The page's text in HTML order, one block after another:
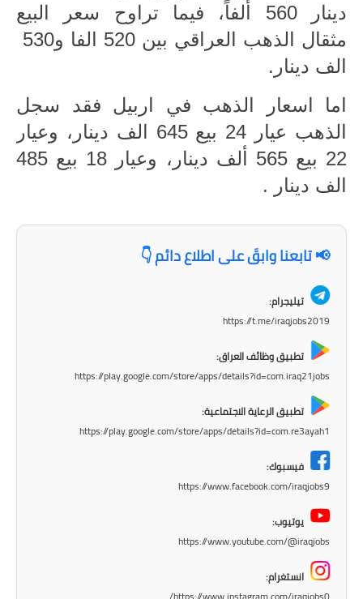
المرحلة الابتدائية
المرحلة الاعدادية
كتب مدرسية
المرحلة الابتدائية
المرحلة الاعدادية
دروس
دينار 560 ألفاً، فيما تراوح سعر البيع
الف دينار.
اما اسعار الذهب في اربيل فقد سجل
الذهب عيار 24 بيع 645 الف دينار، وعيار
22 بيع 565 ألف دينار، وعيار 18 بيع 485
الف دينار .
📢 تابعنا وابقَ على اطلاع دائم 👇
تيليجرام:
https://t.me/iraqjobs2019
تطبيق وظائف العراق:
https://play.google.com/store/apps/details?id=com.iraq21jobs
تطبيق الرعاية الاجتماعية:
https://play.google.com/store/apps/details?id=com.re3ayah1
فيسبوك:
https://www.facebook.com/iraqjobs9
يوتيوب:
https://www.youtube.com/@iraqjobs
انستغرام: